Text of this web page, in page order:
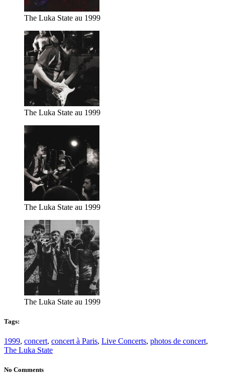
The Luka State au 1999
The Luka State au 1999
The Luka State au 1999
The Luka State au 1999
Tags:
1999, concert, concert à Paris, Live Concerts, photos de concert,
The Luka State
No Comments